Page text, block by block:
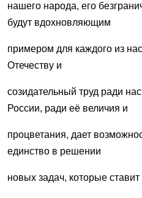
нашего народа, его
будут вдохновляющим
примером для каждого из
Отечеству и
созидательный труд ради
России, ради её величия и
процветания, дает
единство в решении
новых задач, которые